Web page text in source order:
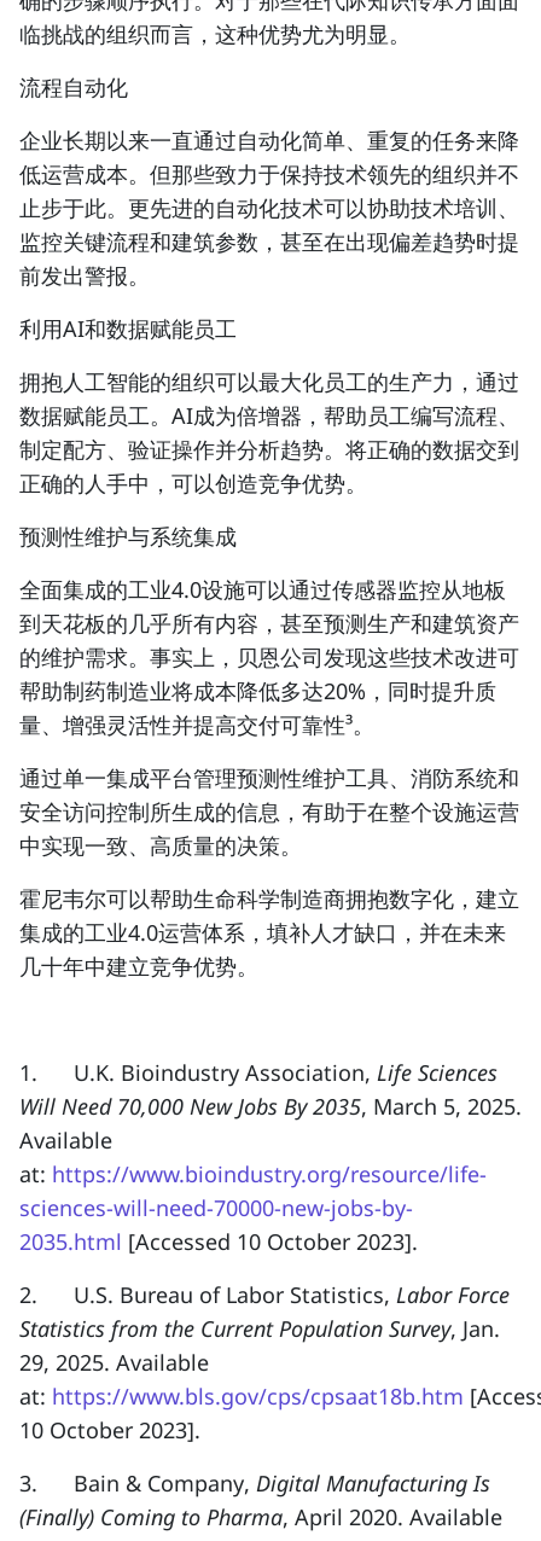
临挑战的组织而言，这种优势尤为明显。
流程自动化
企业长期以来一直通过自动化简单、重复的任务来降
低运营成本。但那些致力于保持技术领先的组织并不
止步于此。更先进的自动化技术可以协助技术培训、
监控关键流程和建筑参数，甚至在出现偏差趋势时提
前发出警报。
利用AI和数据赋能员工
拥抱人工智能的组织可以最大化员工的生产力，通过
数据赋能员工。AI成为倍增器，帮助员工编写流程、
制定配方、验证操作并分析趋势。将正确的数据交到
正确的人手中，可以创造竞争优势。
预测性维护与系统集成
全面集成的工业4.0设施可以通过传感器监控从地板
到天花板的几乎所有内容，甚至预测生产和建筑资产
的维护需求。事实上，贝恩公司发现这些技术改进可
帮助制药制造业将成本降低多达20%，同时提升质
量、增强灵活性并提高交付可靠性³。
通过单一集成平台管理预测性维护工具、消防系统和
安全访问控制所生成的信息，有助于在整个设施运营
中实现一致、高质量的决策。
霍尼韦尔可以帮助生命科学制造商拥抱数字化，建立
集成的工业4.0运营体系，填补人才缺口，并在未来
几十年中建立竞争优势。
1. U.K. Bioindustry Association, Life Sciences
Will Need 70,000 New Jobs By 2035, March 5, 2025.
Available
at: https://www.bioindustry.org/resource/life-
sciences-will-need-70000-new-jobs-by-
2035.html [Accessed 10 October 2023].
2. U.S. Bureau of Labor Statistics, Labor Force
Statistics from the Current Population Survey, Jan.
29, 2025. Available
at: https://www.bls.gov/cps/cpsaat18b.htm
10 October 2023].
3. Bain & Company, Digital Manufacturing Is
(Finally) Coming to Pharma, April 2020. Available